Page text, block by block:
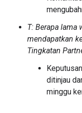
T: Berapa lama
mendapatkan
Tingkatan
ditinjau
minggu